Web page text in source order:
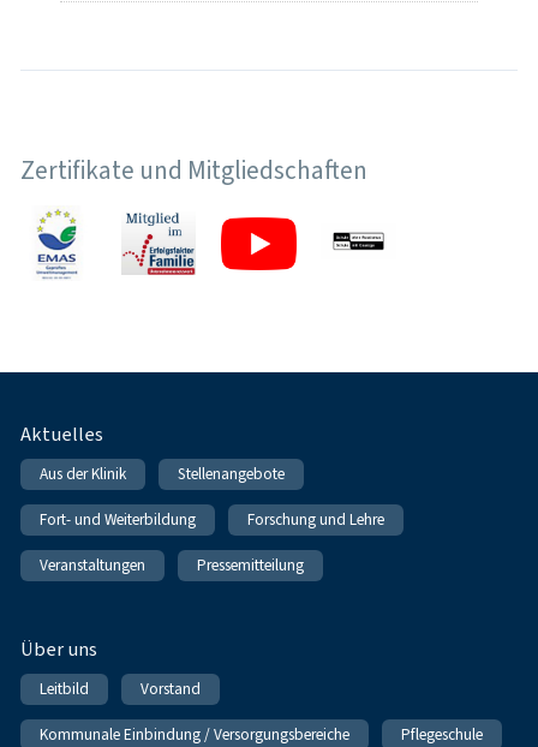
Zertifikate und Mitgliedschaften
Fußnavigation
Aktuelles
Aus der Klinik Stellenangebote
Fort- und Weiterbildung Forschung und Lehre
Veranstaltungen Pressemitteilung
Über uns
Leitbild Vorstand
Kommunale Einbindung / Versorgungsbereiche Pflegeschule